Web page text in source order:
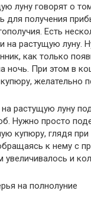
луну говорят о
для получения
Есть
на растущую луну.
как только
ночь. При этом в
желательно
растущую луну
Нужно просто
купюру, глядя при
к нему с
увеличивалось и
на полнолуние